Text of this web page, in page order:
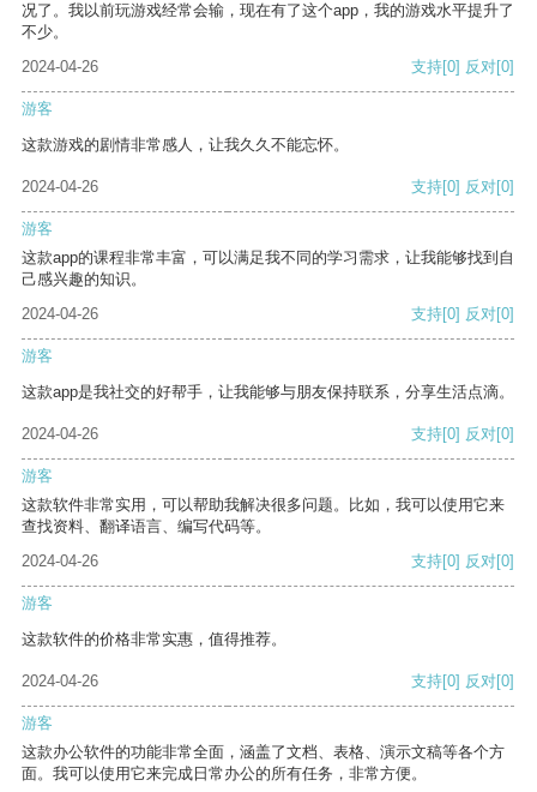
况了。我以前玩游戏经常会输，现在有了这个app，我的游戏水平提升了
不少。
2024-04-26
支持[0] 反对[0]
游客
这款游戏的剧情非常感人，让我久久不能忘怀。
2024-04-26 支持[0] 反对[0]
游客
这款app的课程非常丰富，可以满足我不同的学习需求，让我能够找到自
己感兴趣的知识。
2024-04-26
支持[0] 反对[0]
游客
这款app是我社交的好帮手，让我能够与朋友保持联系，分享生活点滴。
2024-04-26 支持[0] 反对[0]
游客
这款软件非常实用，可以帮助我解决很多问题。比如，我可以使用它来
查找资料、翻译语言、编写代码等。
2024-04-26
支持[0] 反对[0]
游客
这款软件的价格非常实惠，值得推荐。
2024-04-26 支持[0] 反对[0]
游客
这款办公软件的功能非常全面，涵盖了文档、表格、演示文稿等各个方
面。我可以使用它来完成日常办公的所有任务，非常方便。